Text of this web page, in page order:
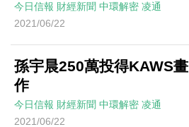
今日信報 財經新聞 中環解密 凌通
2021/06/22
孫宇晨250萬投得KAWS畫
作
今日信報 財經新聞 中環解密 凌通
2021/06/22